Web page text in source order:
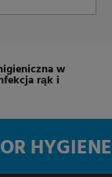
w
rąk i
HYGIENE